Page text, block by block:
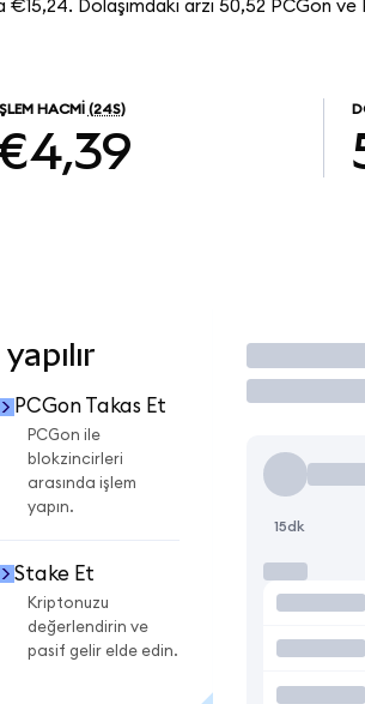
€15,24. Dolaşımdaki arzı 50,52 PCGon
HACMI (24S)
PCGon Takas Et
PCGon ile
blokzincirleri
arasında işlem
yapın.
Stake Et
Kriptonuzu
değerlendirin ve
pasif gelir elde edin.
İşlem
15dk